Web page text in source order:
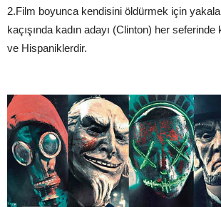
2.Film boyunca kendisini öldürmek için
kaçışında kadın adayı (Clinton) her
ve Hispaniklerdir.